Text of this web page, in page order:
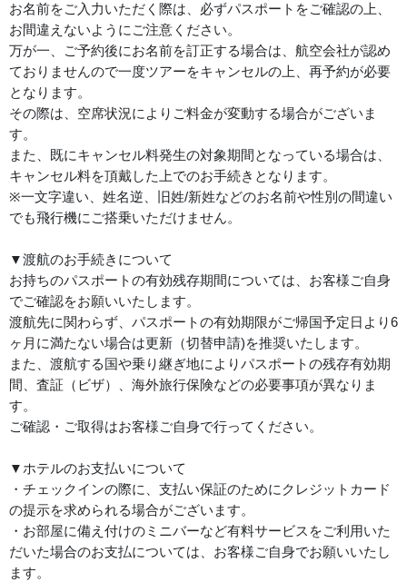
お名前をご入力いただく際は、必ずパスポートをご確認の上、
お間違えないようにご注意ください。
万が一、ご予約後にお名前を訂正する場合は、航空会社が認め
ておりませんので一度ツアーをキャンセルの上、再予約が必要
となります。
その際は、空席状況によりご料金が変動する場合がございま
す。
また、既にキャンセル料発生の対象期間となっている場合は、
キャンセル料を頂戴した上でのお手続きとなります。
※一文字違い、姓名逆、旧姓/新姓などのお名前や性別の間違い
でも飛行機にご搭乗いただけません。
▼渡航のお手続きについて
お持ちのパスポートの有効残存期間については、お客様ご自身
でご確認をお願いいたします。
渡航先に関わらず、パスポートの有効期限がご帰国予定日より6
ヶ月に満たない場合は更新（切替申請)を推奨いたします。
また、渡航する国や乗り継ぎ地によりパスポートの残存有効期
間、査証（ビザ）、海外旅行保険などの必要事項が異なりま
す。
ご確認・ご取得はお客様ご自身で行ってください。
▼ホテルのお支払いについて
・チェックインの際に、支払い保証のためにクレジットカード
の提示を求められる場合がございます。
・お部屋に備え付けのミニバーなど有料サービスをご利用いた
だいた場合のお支払については、お客様ご自身でお願いいたし
ます。